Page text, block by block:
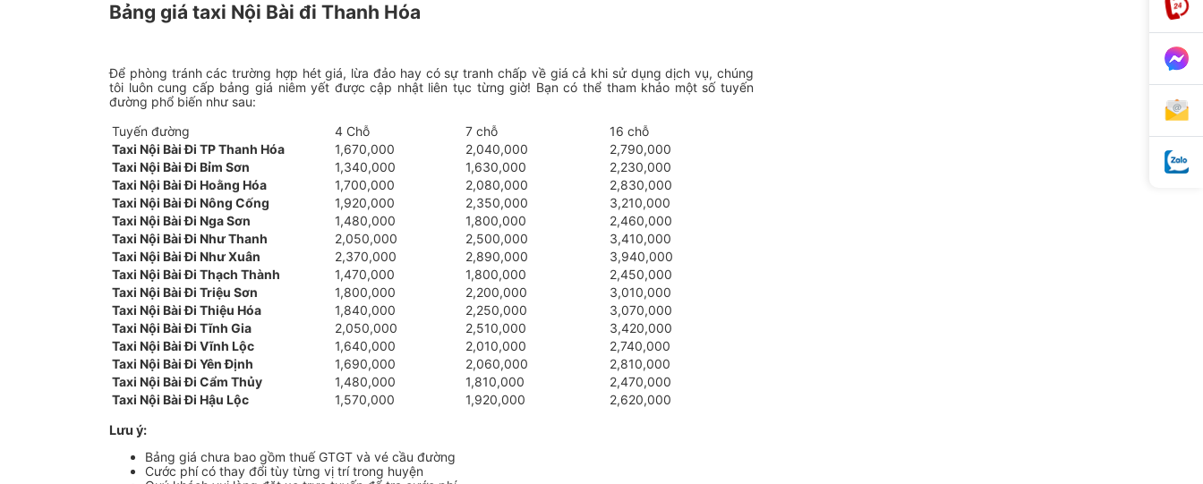
Bảng giá taxi Nội Bài đi Thanh Hóa
Để phòng tránh các trường hợp hét giá, lừa đảo hay có sự tranh chấp về giá cả khi sử dụng dịch vụ, chúng
tôi luôn cung cấp bảng giá niêm yết được cập nhật liên tục từng giờ! Bạn có thể tham khảo một số tuyến
đường phổ biến như sau:
Tuyến đường
4 Chỗ 7 chỗ
16 chỗ
Taxi Nội Bài Đi TP Thanh Hóa
1,670,000 2,040,000
2,790,000
Taxi Nội Bài Đi Bỉm Sơn
1,340,000 1,630,000
2,230,000
Taxi Nội Bài Đi Hoằng Hóa
1,700,000 2,080,000
2,830,000
Taxi Nội Bài Đi Nông Cống
1,920,000 2,350,000
3,210,000
Taxi Nội Bài Đi Nga Sơn
1,480,000 1,800,000
2,460,000
Taxi Nội Bài Đi Như Thanh
2,050,000 2,500,000
3,410,000
Taxi Nội Bài Đi Như Xuân
2,370,000 2,890,000
3,940,000
Taxi Nội Bài Đi Thạch Thành
1,470,000 1,800,000
2,450,000
Taxi Nội Bài Đi Triệu Sơn
1,800,000 2,200,000
3,010,000
Taxi Nội Bài Đi Thiệu Hóa
1,840,000 2,250,000
3,070,000
Taxi Nội Bài Đi Tĩnh Gia
2,050,000 2,510,000
3,420,000
Taxi Nội Bài Đi Vĩnh Lộc
1,640,000 2,010,000
2,740,000
Taxi Nội Bài Đi Yên Định
1,690,000 2,060,000
2,810,000
Taxi Nội Bài Đi Cẩm Thủy
1,480,000 1,810,000
2,470,000
Taxi Nội Bài Đi Hậu Lộc
1,570,000 1,920,000
2,620,000
Lưu ý:
Bảng giá chưa bao gồm thuế GTGT và vé cầu đường
Cước phí có thay đổi tùy từng vị trí trong huyện